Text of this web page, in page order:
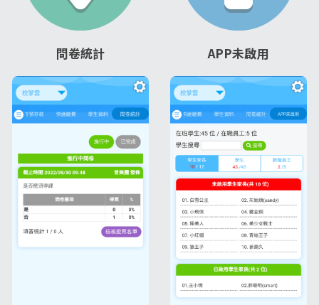
問卷統計 APP未啟用